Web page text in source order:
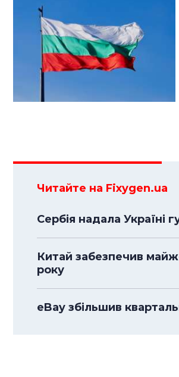
Читайте на Fixygen.ua
Сербія надала Україні
Китай забезпечив
року
eBay збільшив